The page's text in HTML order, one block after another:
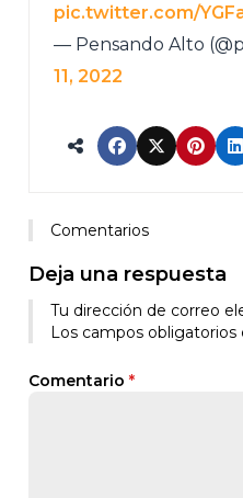
pic.twitter.com/
— Pensando Alto
11, 2022
Comentarios
Deja una respuesta
Tu dirección de correo
Los campos obligatorios
Comentario *